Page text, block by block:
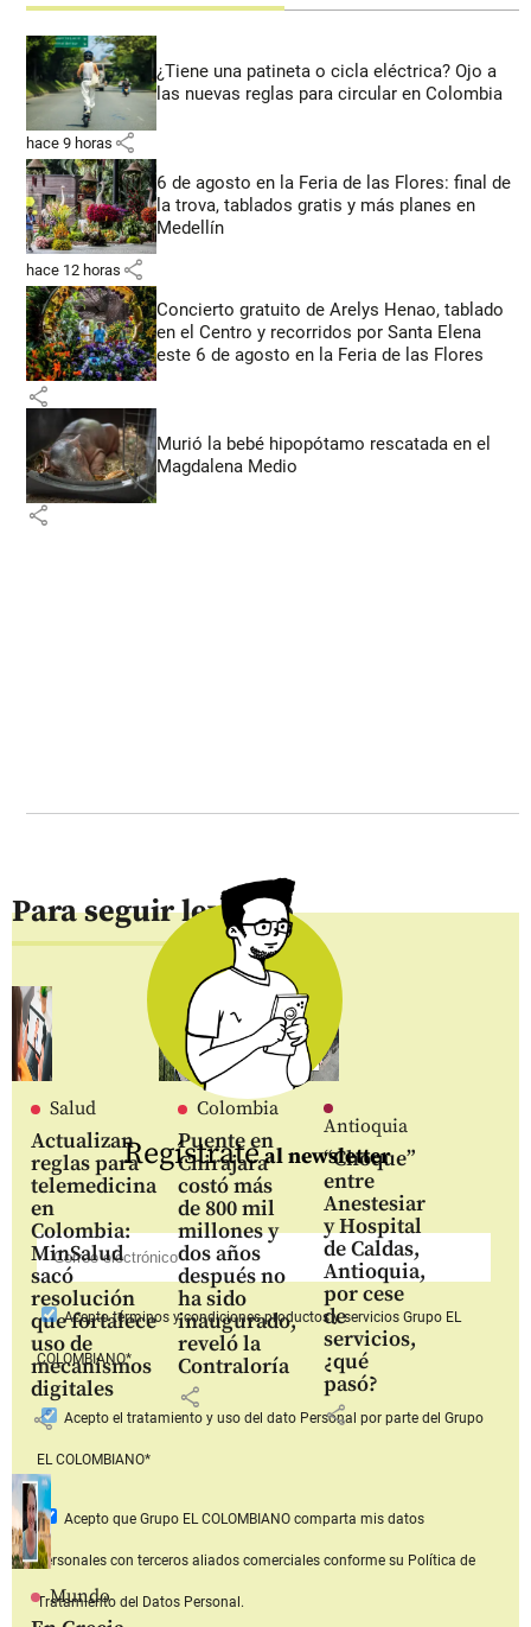
¿Tiene una patineta o cicla eléctrica? Ojo a
las nuevas reglas para circular en Colombia
hace 9 horas share
6 de agosto en la Feria de las Flores: final de
la trova, tablados gratis y más planes en
Medellín
hace 12 horas share
Concierto gratuito de Arelys Henao, tablado
en el Centro y recorridos por Santa Elena
este 6 de agosto en la Feria de las Flores
share
Murió la bebé hipopótamo rescatada en el
Magdalena Medio
share
Para seguir leyendo
Salud
Actualizan
reglas para
telemedicina
en
Colombia:
MinSalud
sacó
resolución
que fortalece
uso de
mecanismos
digitales
share
Colombia
Puente en
Chirajara
costó más
de 800 mil
millones y
dos años
después no
ha sido
inaugurado,
reveló la
Contraloría
share
Antioquia
“Choque”
entre
Anestesiar
y Hospital
de Caldas,
Antioquia,
por cese
de
servicios,
¿qué
pasó?
share
Mundo
Regístrateal newsletter
Aceptotérminos y condiciones productos y serviciosGrupo EL
COLOMBIANO*
Acepto el tratamiento y uso del dato Personal por parte del Grupo
EL COLOMBIANO*
Acepto que Grupo EL COLOMBIANOcomparta mis datos
personales con terceros aliados comerciales conforme su Política de
Tratamiento del Datos Personal.